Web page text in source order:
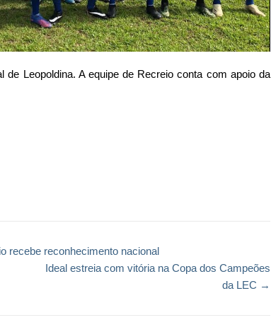
Leopoldina. A equipe de Recreio conta com apoio da
recebe reconhecimento nacional
Ideal estreia com vitória na Copa dos Campeões
da LEC →